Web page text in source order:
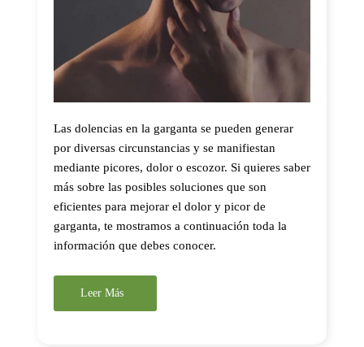
Las dolencias en la garganta se pueden generar
por diversas circunstancias y se manifiestan
mediante picores, dolor o escozor. Si quieres saber
más sobre las posibles soluciones que son
eficientes para mejorar el dolor y picor de
garganta, te mostramos a continuación toda la
información que debes conocer.
Leer Más